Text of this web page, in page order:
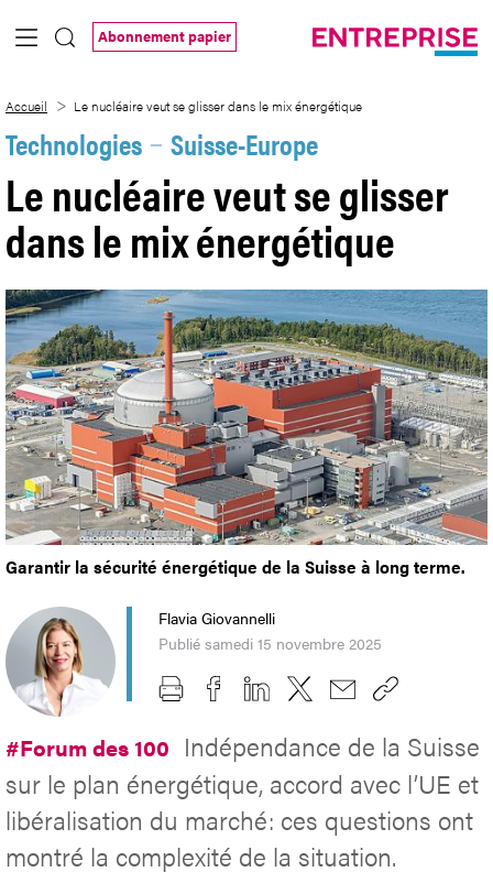
Saut au contenu principal
Abonnement papier
Accueil Le nucléaire veut se glisser dans le mix énergétique
Technologies Suisse-Europe
Le nucléaire veut se glisser
dans le mix énergétique
Garantir la sécurité énergétique de la Suisse à long terme.
Flavia Giovannelli
Publié samedi 15 novembre 2025
#Forum des 100 Indépendance de la Suisse
sur le plan énergétique, accord avec l’UE et
libéralisation du marché: ces questions ont
montré la complexité de la situation.